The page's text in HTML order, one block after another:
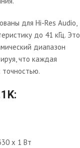
для Hi-Res Audio,
до 41 кГц. Это
диапазон
что каждая
x 1 Вт